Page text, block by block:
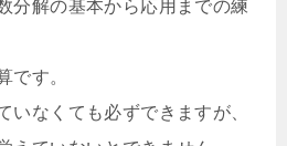
分解の基本から応用までの練
です。
いなくても必ずできますが、